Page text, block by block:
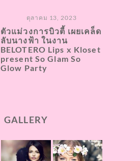
ตุลาคม 13, 2023
ตัวแม่วงการบิวตี้ เผยเคล็ด
ลับนางฟ้า ในงาน
BELOTERO Lips x Kloset
present So Glam So
Glow Party
GALLERY